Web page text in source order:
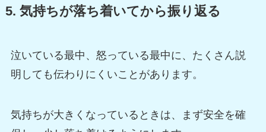
5. 気持ちが落ち着いてから振り返る
泣いている最中、怒っている最中に、たくさん説
明しても伝わりにくいことがあります。
気持ちが大きくなっているときは、まず安全を確